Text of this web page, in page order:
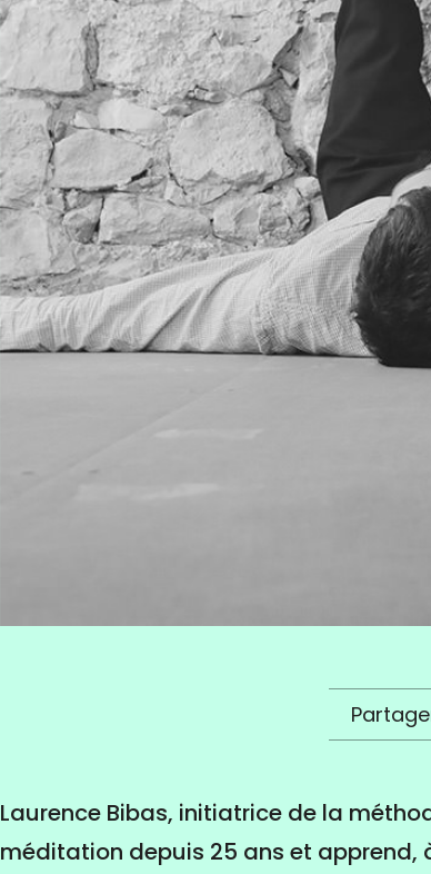
Laurence Bibas, initiatrice de la
méditation depuis 25 ans et apprend,